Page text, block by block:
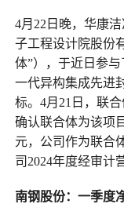
4月22日晚，华康
子工程设计院股份
体”），于近日参
一代异构集成先进
标。4月21日，联
确认联合体为该项
元，公司作为联合
司2024年度经审计
南钢股份：一季度